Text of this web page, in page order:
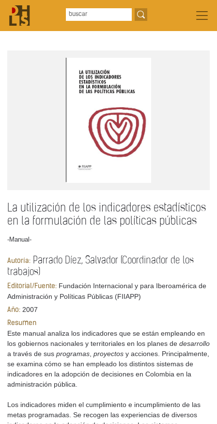
La utilización de los indicadores estadísticos
en la formulación de las políticas públicas
-Manual-
Autoría: Parrado Díez, Salvador (Coordinador de los
trabajos)
Editorial/Fuente: Fundación Internacional y para Iberoamérica de
Administración y Políticas Públicas (FIIAPP)
Año: 2007
Resumen
Este manual analiza los indicadores que se están empleando en
los gobiernos nacionales y territoriales en los planes de desarrollo
a través de sus programas, proyectos y acciones. Principalmente,
se examina cómo se han empleado los distintos sistemas de
indicadores en la adopción de decisiones en Colombia en la
administración pública.
Los indicadores miden el cumplimiento e incumplimiento de las
metas programadas. Se recogen las experiencias de diversos